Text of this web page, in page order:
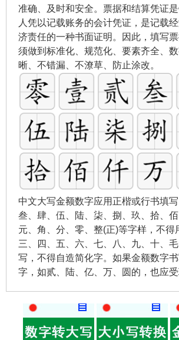
准确、及时和安全。票据和结算凭证
人凭以记载账务的会计凭证，是记载
济责任的一种书面证明。因此，填写
须做到标准化、规范化、要素齐全、
晰、不错漏、不潦草、防止涂改。
中文大写金额数字应用正楷或行书填写
叁、肆、伍、陆、柒、捌、玖、拾、佰
元、角、分、零、整(正)等字样，不得
三、四、五、六、七、八、九、十、
写，不得自造简化字。如果金额数字
字，如贰、陆、亿、万、圆的，也应受